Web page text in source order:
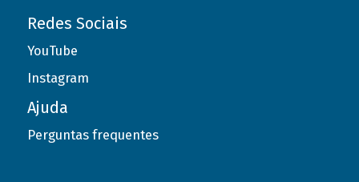
Redes Sociais
YouTube
Instagram
Ajuda
Perguntas frequentes